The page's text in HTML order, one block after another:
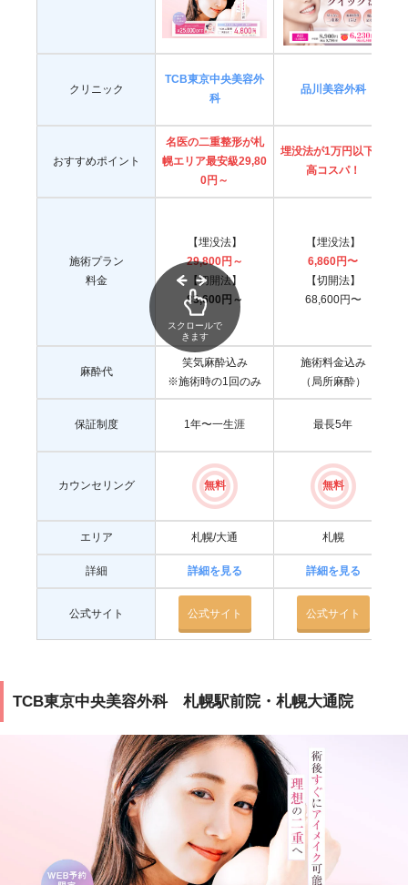
埋没法は元に戻せたり、デザインを変更したりできる
のが埋没法メリットです！
クリニック
TCB東京中央美容外
科
品川美容外科
おすすめポイント
名医の二重整形が札
幌エリア最安級29,80
0円～
埋没法が1万円以下と
高コスパ！
施術プラン
料金
【埋没法】
29,800円～
【切開法】
83,600円～
【埋没法】
6,860円〜
【切開法】
68,600円〜
麻酔代
笑気麻酔込み
※施術時の1回のみ
施術料金込み
（局所麻酔）
保証制度 1年〜一生涯 最長5年
カウンセリング 無料 無料
エリア 札幌/大通 札幌
詳細 詳細を見る 詳細を見る
公式サイト 公式サイト 公式サイト
スクロールで
きます
TCB東京中央美容外科 札幌駅前院・札幌大通院